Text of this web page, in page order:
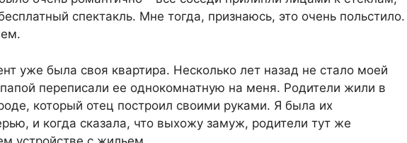
спектакль. Мне тогда, признаюсь, это очень польстило.
уже была своя квартира. Несколько лет назад не стало моей
переписали ее однокомнатную на меня. Родители жили в
который отец построил своими руками. Я была их
и когда сказала, что выхожу замуж, родители тут же